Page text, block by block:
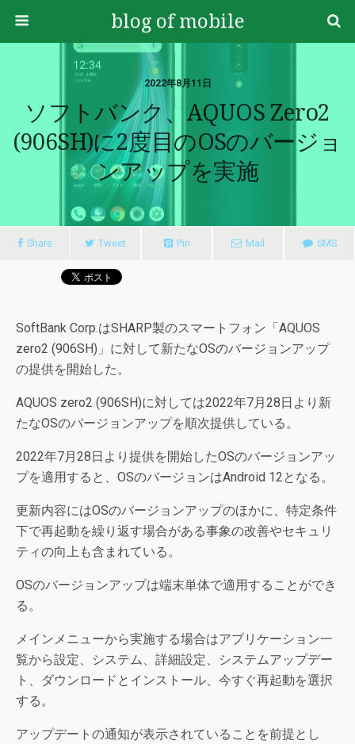
blog of mobile
2022年8月11日
ソフトバンク、AQUOS Zero2
(906SH)に2度目のOSのバージョ
ンアップを実施
Share Tweet Pin Mail SMS
SoftBank Corp.はSHARP製のスマートフォン「AQUOS
zero2 (906SH)」に対して新たなOSのバージョンアップ
の提供を開始した。
AQUOS zero2 (906SH)に対しては2022年7月28日より新
たなOSのバージョンアップを順次提供している。
2022年7月28日より提供を開始したOSのバージョンアッ
プを適用すると、OSのバージョンはAndroid 12となる。
更新内容にはOSのバージョンアップのほかに、特定条件
下で再起動を繰り返す場合がある事象の改善やセキュリ
ティの向上も含まれている。
OSのバージョンアップは端末単体で適用することができ
る。
メインメニューから実施する場合はアプリケーション一
覧から設定、システム、詳細設定、システムアップデー
ト、ダウンロードとインストール、今すぐ再起動を選択
する。
アップデートの通知が表示されていることを前提とし